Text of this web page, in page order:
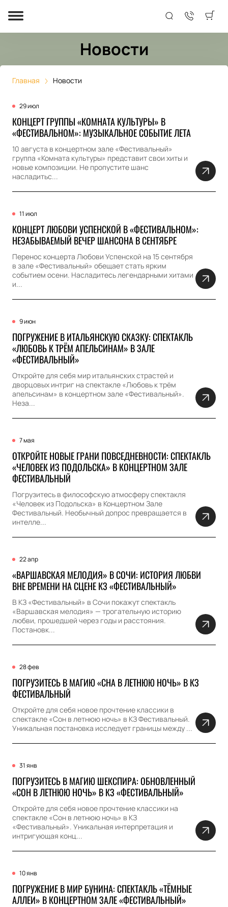
Новости
Главная Новости
29 июл
КОНЦЕРТ ГРУППЫ «КОМНАТА КУЛЬТУРЫ» В
«ФЕСТИВАЛЬНОМ»: МУЗЫКАЛЬНОЕ СОБЫТИЕ ЛЕТА
10 августа в концертном зале «Фестивальный»
группа «Комната культуры» представит свои хиты и
новые композиции. Не пропустите шанс
насладитьс...
11 июл
КОНЦЕРТ ЛЮБОВИ УСПЕНСКОЙ В «ФЕСТИВАЛЬНОМ»:
НЕЗАБЫВАЕМЫЙ ВЕЧЕР ШАНСОНА В СЕНТЯБРЕ
Перенос концерта Любови Успенской на 15 сентября
в зале «Фестивальный» обещает стать ярким
событием осени. Насладитесь легендарными хитами
и...
9 июн
ПОГРУЖЕНИЕ В ИТАЛЬЯНСКУЮ СКАЗКУ: СПЕКТАКЛЬ
«ЛЮБОВЬ К ТРЁМ АПЕЛЬСИНАМ» В ЗАЛЕ
«ФЕСТИВАЛЬНЫЙ»
Откройте для себя мир итальянских страстей и
дворцовых интриг на спектакле «Любовь к трём
апельсинам» в концертном зале «Фестивальный».
Неза...
7 мая
ОТКРОЙТЕ НОВЫЕ ГРАНИ ПОВСЕДНЕВНОСТИ: СПЕКТАКЛЬ
«ЧЕЛОВЕК ИЗ ПОДОЛЬСКА» В КОНЦЕРТНОМ ЗАЛЕ
ФЕСТИВАЛЬНЫЙ
Погрузитесь в философскую атмосферу спектакля
«Человек из Подольска» в Концертном Зале
Фестивальный. Необычный допрос превращается в
интелле...
22 апр
«ВАРШАВСКАЯ МЕЛОДИЯ» В СОЧИ: ИСТОРИЯ ЛЮБВИ
ВНЕ ВРЕМЕНИ НА СЦЕНЕ КЗ «ФЕСТИВАЛЬНЫЙ»
В КЗ «Фестивальный» в Сочи покажут спектакль
«Варшавская мелодия» — трогательную историю
любви, прошедшей через годы и расстояния.
Постановк...
28 фев
ПОГРУЗИТЕСЬ В МАГИЮ «СНА В ЛЕТНЮЮ НОЧЬ» В КЗ
ФЕСТИВАЛЬНЫЙ
Откройте для себя новое прочтение классики в
спектакле «Сон в летнюю ночь» в КЗ Фестивальный.
Уникальная постановка исследует границы между ...
31 янв
ПОГРУЗИТЕСЬ В МАГИЮ ШЕКСПИРА: ОБНОВЛЕННЫЙ
«СОН В ЛЕТНЮЮ НОЧЬ» В КЗ «ФЕСТИВАЛЬНЫЙ»
Откройте для себя новое прочтение классики на
спектакле «Сон в летнюю ночь» в КЗ
«Фестивальный». Уникальная интерпретация и
интригующая конц...
10 янв
ПОГРУЖЕНИЕ В МИР БУНИНА: СПЕКТАКЛЬ «ТЁМНЫЕ
АЛЛЕИ» В КОНЦЕРТНОМ ЗАЛЕ «ФЕСТИВАЛЬНЫЙ»